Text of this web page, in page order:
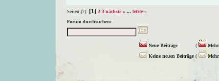
Seiten (7): [1] 2 3 nächste » ... letzte »
Forum durchsuchen:
Neue Beiträge (
Keine neuen Beiträge (